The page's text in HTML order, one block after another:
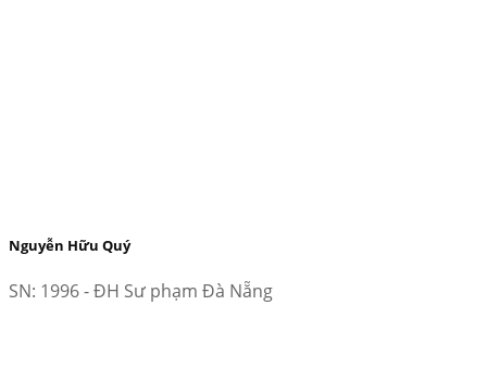
Nguyễn Hữu Quý
SN: 1996 - ĐH Sư phạm Đà Nẵng